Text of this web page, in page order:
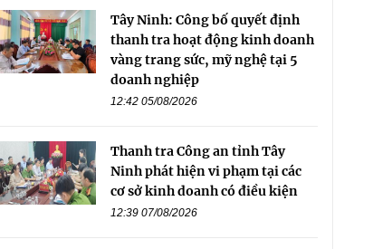
Tây Ninh: Công bố quyết định
thanh tra hoạt động kinh doanh
vàng trang sức, mỹ nghệ tại 5
doanh nghiệp
12:42 05/08/2026
Thanh tra Công an tỉnh Tây
Ninh phát hiện vi phạm tại các
cơ sở kinh doanh có điều kiện
12:39 07/08/2026